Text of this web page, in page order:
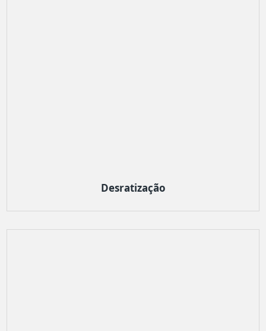
Desratização